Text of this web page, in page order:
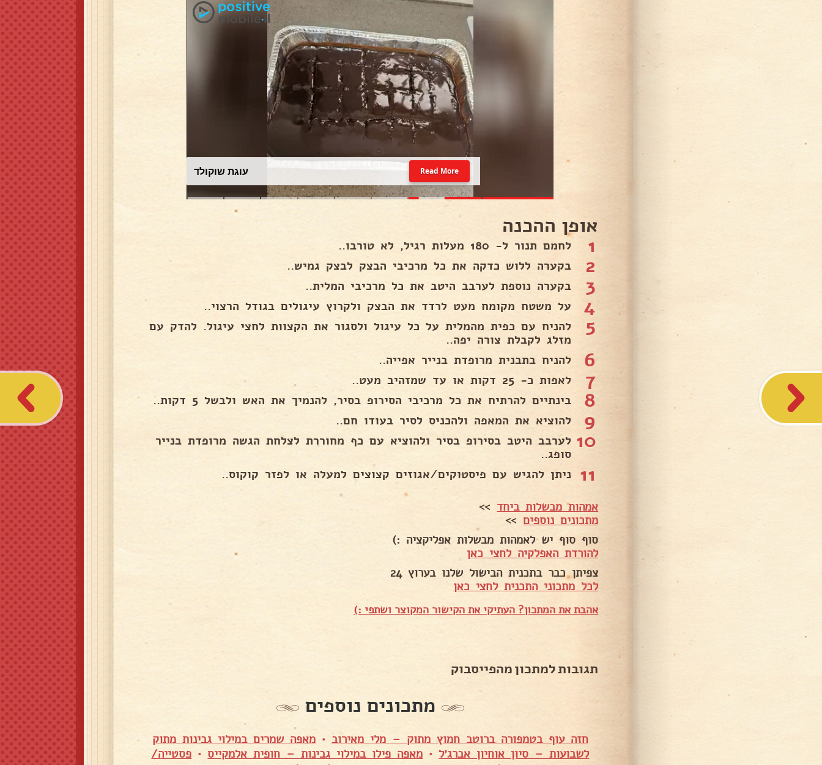
עוגת שוקולד Read More
אופן ההכנה
1 לחמם תנור ל- 180 מעלות רגיל, לא טורבו..
2 בקערה ללוש כדקה את כל מרכיבי הבצק לבצק גמיש..
3 בקערה נוספת לערבב היטב את כל מרכיבי המלית..
4 על משטח מקומח מעט לרדד את הבצק ולקרוץ עיגולים בגודל הרצוי..
5
להניח עם כפית מהמלית על כל עיגול ולסגור את הקצוות לחצי עיגול. להדק עם
מזלג לקבלת צורה יפה..
6 להניח בתבנית מרופדת בנייר אפייה..
7 לאפות כ- 25 דקות או עד שמזהיב מעט..
8 בינתיים להרתיח את כל מרכיבי הסירופ בסיר, להנמיך את האש ולבשל 5 דקות..
9 להוציא את המאפה ולהכניס לסיר בעודו חם..
10 לערבב היטב בסירופ בסיר ולהוציא עם כף מחוררת לצלחת הגשה מרופדת בנייר
סופג..
11 ניתן להגיש עם פיסטוקים/אגוזים קצוצים למעלה או לפזר קוקוס..
אמהות מבשלות ביחד >>
מתכונים נוספים>>
סוף סוף יש לאמהות מבשלות אפליקציה :)
להורדת האפלקיה לחצי כאן
צפיתן כבר בתכנית הבישול שלנו בערוץ 24
לכל מתכוני התכנית לחצי כאן
אהבת את המתכון? העתיקי את הקישור המקוצר ושתפי :)
תגובות למתכון מהפייסבוק
מתכונים נוספים
חזה עוף בטמפורה ברוטב חמוץ מתוק – מלי מאירוב •מאפה שמרים במילוי גבינות מתוק
לשבועות – סיון אוחיון אברג׳ל • מאפה פילו במילוי גבינות – חופית אלמקייס • פסטייה/